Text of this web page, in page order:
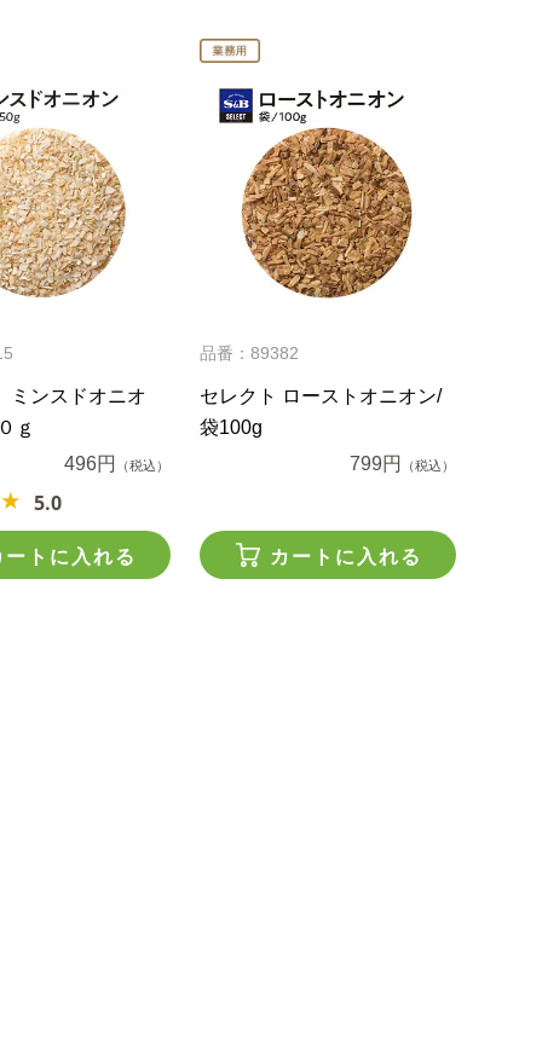
ンスドオニオ
ｇ
496円
（税込）
5.0
ートに入れる
品番：89382
セレクト ローストオニオン/
袋100g
799円
（税込）
カートに入れる